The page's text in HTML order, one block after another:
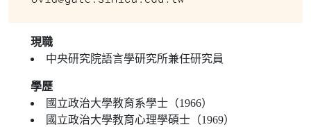
現職
中央研究院語言學研究所兼任研究員
學歷
國立政治大學教育系學士（1966）
國立政治大學教育心理學碩士（1969）